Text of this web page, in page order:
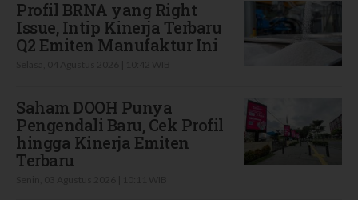
Profil BRNA yang Right
Issue, Intip Kinerja Terbaru
Q2 Emiten Manufaktur Ini
Saham DOOH Punya
Pengendali Baru, Cek Profil
hingga Kinerja Emiten
Terbaru